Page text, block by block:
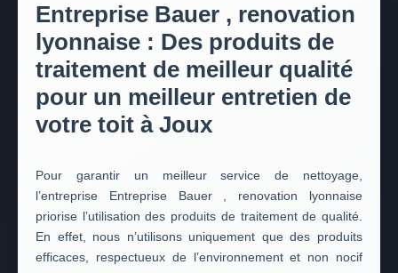
Entreprise Bauer , renovation
lyonnaise : Des produits de
traitement de meilleur qualité
pour un meilleur entretien de
votre toit à Joux
Pour garantir un meilleur service de nettoyage,
l’entreprise Entreprise Bauer , renovation lyonnaise
priorise l’utilisation des produits de traitement de qualité.
En effet, nous n’utilisons uniquement que des produits
efficaces, respectueux de l’environnement et non nocif